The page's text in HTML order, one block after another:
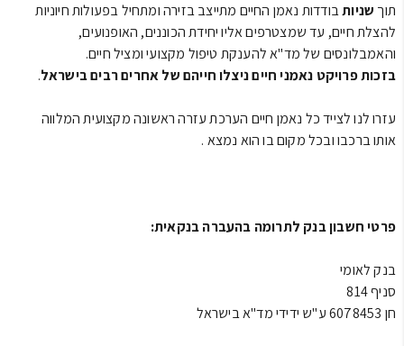
תוך שניותבודדות נאמן החיים מתייצב בזירה ומתחיל בפעולות חיוניות
להצלת חיים, עד שמצטרפים אליו יחידת הכוננים, האופנועים,
והאמבלונסים של מד"א להענקת טיפול מקצועי ומציל חיים.
בזכות פרויקט נאמני חיים ניצלו חייהם של אחרים רבים בישראל.
עזרו לנו לצייד כל נאמן חיים הערכת עזרה ראשונה מקצועית המלווה
אותו ברכבו ובכל מקום בו הוא נמצא .
פרטי חשבון בנק לתרומה בהעברה בנקאית:
בנק לאומי
סניף 814
חן 6078453 ע"ש ידידי מד"א בישראל